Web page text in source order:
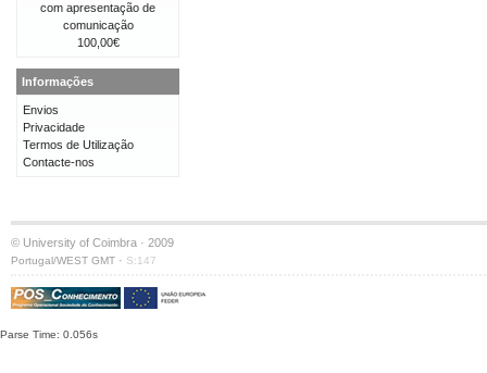
com apresentação de
comunicação
100,00€
Informações
Envios
Privacidade
Termos de Utilização
Contacte-nos
© University of Coimbra · 2009
Portugal/WEST GMT · S:147
Parse Time: 0.056s